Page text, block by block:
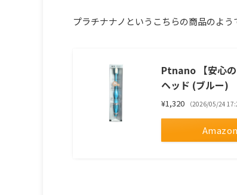
プラチナナノというこちらの商品のよう
Ptnano 【安心
ヘッド (ブルー)
¥1,320 （2026/05/24
Amazon